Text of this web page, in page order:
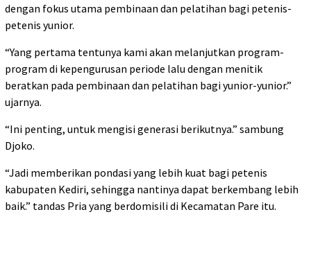
dengan fokus utama pembinaan dan pelatihan bagi petenis-
petenis yunior.
“Yang pertama tentunya kami akan melanjutkan program-
program di kepengurusan periode lalu dengan menitik
beratkan pada pembinaan dan pelatihan bagi yunior-yunior.”
ujarnya.
“Ini penting, untuk mengisi generasi berikutnya.” sambung
Djoko.
“Jadi memberikan pondasi yang lebih kuat bagi petenis
kabupaten Kediri, sehingga nantinya dapat berkembang lebih
baik.” tandas Pria yang berdomisili di Kecamatan Pare itu.